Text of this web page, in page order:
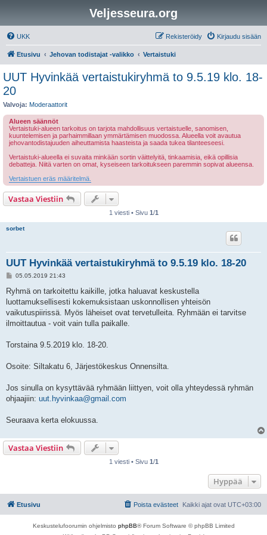
Veljesseura.org
UKK Kirjaudu sisään
Rekisteröidy
Etusivu Jehovan todistajat -valikko Vertaistuki
UUT Hyvinkää vertaistukiryhmä to 9.5.19 klo. 18-
20
Valvoja: Moderaattorit
Alueen säännöt
Vertaistuki-alueen tarkoitus on tarjota mahdollisuus vertaistuelle, sanomisen,
kuuntelemisen ja parhaimmillaan ymmärtämisen muodossa. Alueella voit avautua
jehovantodistajuuden aiheuttamista haasteista ja saada tukea tilanteeseesi.
Vertaistuki-alueella ei suvaita minkään sortin väittelyitä, tinkaamisia, eikä opillisia
debatteja. Niitä varten on omat, kyseiseen tarkoitukseen paremmin sopivat alueensa.
Vertaistuen eräs määritelmä.
Vastaa Viestiin
1 viesti • Sivu 1/1
sorbet
UUT Hyvinkää vertaistukiryhmä to 9.5.19 klo. 18-20
V
e
s
t
i
05.05.2019 21:43
Ryhmä on tarkoitettu kaikille, jotka haluavat keskustella
luottamuksellisesti kokemuksistaan uskonnollisen yhteisön
vaikutuspiirissä. Myös läheiset ovat tervetulleita. Ryhmään ei tarvitse
ilmoittautua - voit vain tulla paikalle.
Torstaina 9.5.2019 klo. 18-20.
Osoite: Siltakatu 6, Järjestökeskus Onnensilta.
Jos sinulla on kysyttävää ryhmään liittyen, voit olla yhteydessä ryhmän
ohjaajiin: uut.hyvinkaa@gmail.com
Seuraava kerta elokuussa.
Vastaa Viestiin
1 viesti • Sivu 1/1
Hyppää
Etusivu Kaikki ajat ovat UTC+03:00
Poista evästeet
Keskustelufoorumin ohjelmisto phpBB® Forum Software © phpBB Limited